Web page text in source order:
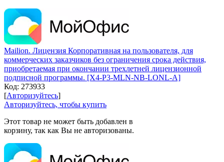
Mailion. Лицензия Корпоративная на пользователя, для
коммерческих заказчиков без ограничения срока действия,
приобретаемая при окончании трехлетней лицензионной
подписной программы. [X4-P3-MLN-NB-LONL-A]
Код: 273933
[Авторизуйтесь]
Авторизуйтесь, чтобы купить
Этот товар не может быть добавлен в
корзину, так как Вы не авторизованы.